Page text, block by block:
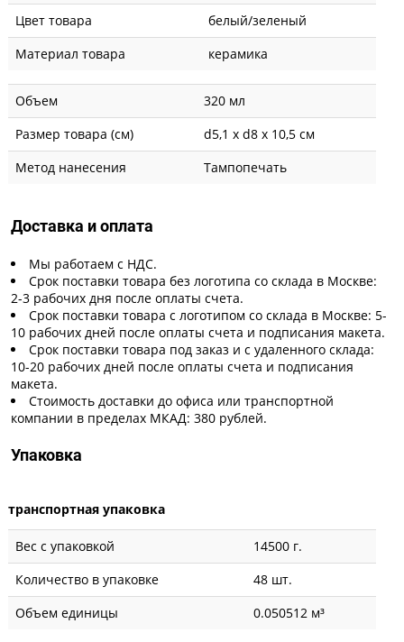
Цвет товара
белый/зеленый
Материал товара
керамика
Объем
320 мл
Размер товара (см)
d5,1 х d8 х 10,5 см
Метод нанесения
Тампопечать
Доставка и оплата
Мы работаем с НДС.
Срок поставки товара без логотипа со склада в Москве:
2-3 рабочих дня после оплаты счета.
Срок поставки товара с логотипом со склада в Москве: 5-
10 рабочих дней после оплаты счета и подписания макета.
Срок поставки товара под заказ и с удаленного склада:
10-20 рабочих дней после оплаты счета и подписания
макета.
Стоимость доставки до офиса или транспортной
компании в пределах МКАД: 380 рублей.
Упаковка
транспортная упаковка
Вес с упаковкой
14500 г.
Количество в упаковке
48 шт.
Объем единицы
0.050512 м³